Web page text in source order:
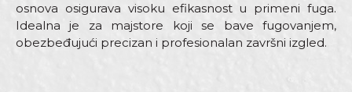
osnova osigurava visoku efikasnost u primeni fuga.
Idealna je za majstore koji se bave fugovanjem,
obezbeđujući precizan i profesionalan završni izgled.